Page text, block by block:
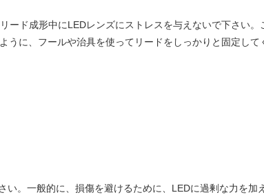
ド成形中にLEDレンズにストレスを与えないで下さい
に、フールや治具を使ってリードをしっかりと固定して
。一般的に、損傷を避けるために、LEDに過剰な力を加